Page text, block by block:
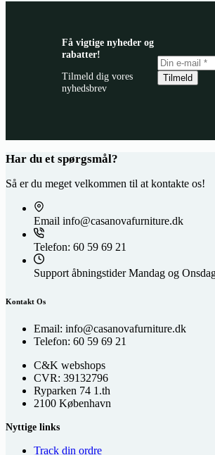
Få vigtige nyheder og
rabatter!
Tilmeld dig vores
nyhedsbrev
Tilmeld
Har du et spørgsmål?
Så er du meget velkommen til at kontakte os!
Email info@casanovafurniture.dk
Telefon: 60 59 69 21
Support åbningstiderMandag og
Kontakt Os
Email: info@casanovafurniture.dk
Telefon: 60 59 69 21
C&K webshops
CVR: 39132796
Ryparken 74 1.th
2100 København
Nyttige links
Track din ordre